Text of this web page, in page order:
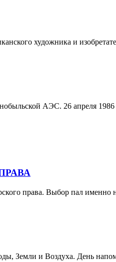
художника и
АЭС. 26 апреля
права. Выбор пал именно
Земли и Воздуха. День